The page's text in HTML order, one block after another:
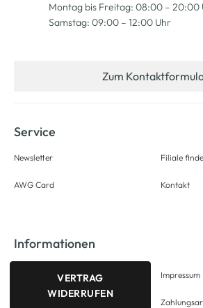
Montag bis Freitag: 08:00 – 20:00
Samstag: 09:00 – 12:00 Uhr
Zum
Service
Newsletter
AWG Card
Filiale
Kontakt
Informationen
VERTRAG
WIDERRUFEN
Impressum